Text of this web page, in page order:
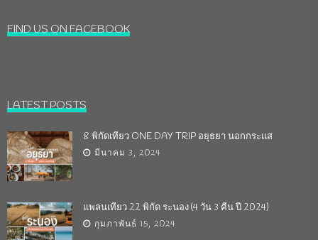
FIND US ON FACEBOOK
LATEST POSTS
8 พิกัดเที่ยว ONE DAY TRIP อยุธยา นอกกระแส
มีนาคม 3, 2024
แพลนเที่ยว 22 พิกัด ระนอง (4 วัน 3 คืน ปี 2024)
กุมภาพันธ์ 15, 2024